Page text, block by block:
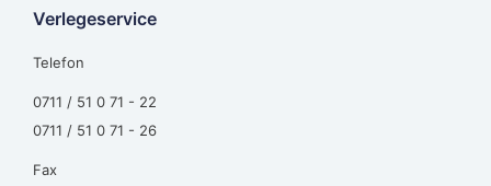
Verlegeservice
Telefon
0711 / 51 0 71 - 22
0711 / 51 0 71 - 26
Fax